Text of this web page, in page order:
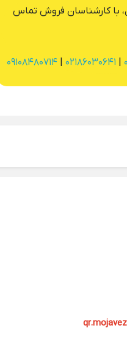
با کارشناسان فروش تماس
02186030641
09108480714